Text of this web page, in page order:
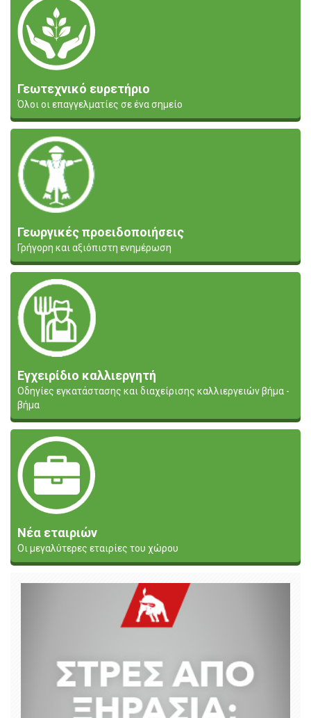
Γεωτεχνικό ευρετήριο
Όλοι οι επαγγελματίες σε ένα σημείο
Γεωργικές προειδοποιήσεις
Γρήγορη και αξιόπιστη ενημέρωση
Εγχειρίδιο καλλιεργητή
Οδηγίες εγκατάστασης και διαχείρισης καλλιεργειών βήμα -
βήμα
Νέα εταιριών
Οι μεγαλύτερες εταιρίες του χώρου